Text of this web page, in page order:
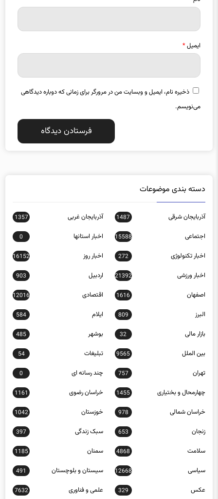
نام
ایمیل
ذخیره نام، ایمیل و وبسایت من در مرورگر برای زمانی که دوباره دیدگاهی
دسته بندی موضوعات
آذربایجان شرقی 1487 آذربایجان غربی 1357
اجتماعی 15588 اخبار استانها 0
اخبار تکنولوژی 272 اخبار روز 16152
اخبار ورزشی 21392 اردبیل 903
اصفهان 1616 اقتصادی 12016
البرز 809
584
بازار مالی 32 بوشهر 485
بین الملل 9565 تبلیغات 54
تهران 757 چند رسانه ای 0
چهارمحال و بختیاری 1455 خراسان رضوی 1161
خراسان شمالی 978 خوزستان 1042
زنجان 653 سبک زندگی 397
سلامت 4868 سمنان 1185
سیاسی 12668 سیستان و بلوچستان 491